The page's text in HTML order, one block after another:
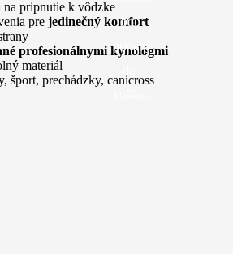
bol
pridaný
na pripnutie k vôdzke
pre jedinečný komfort
profesionálnymi kynológmi
materiál
šport, prechádzky, canicross